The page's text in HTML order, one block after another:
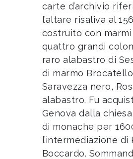
carte d’archivio
l’altare risaliva al
costruito con
quattro grandi
raro alabastro di
di marmo
Saravezza nero,
alabastro. Fu
Genova dalla
di monache per
l’intermediazione di
Boccardo.